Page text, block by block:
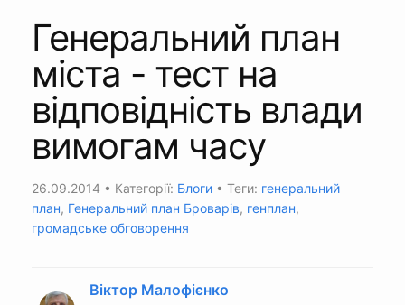
Генеральний план
міста - тест на
відповідність влади
вимогам часу
26.09.2014 • Категорії: Блоги • Теги: генеральний
план, Генеральний план Броварів, генплан,
громадське обговорення
Віктор Малофієнко